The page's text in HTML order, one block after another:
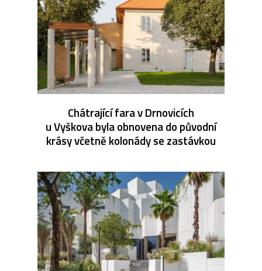
Chátrající fara v Drnovicích
u Vyškova byla obnovena do původní
krásy včetně kolonády se zastávkou